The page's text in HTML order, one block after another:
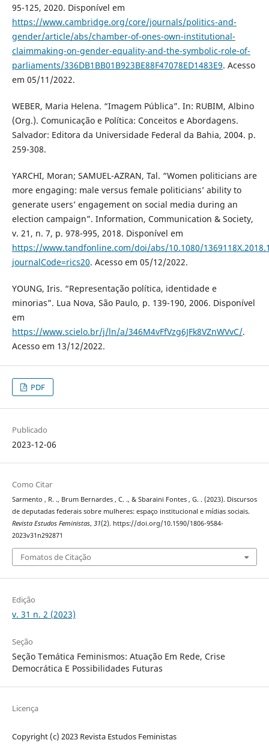
95-125, 2020. Disponível em
https://www.cambridge.org/core/journals/politics-and-
gender/article/abs/chamber-of-ones-own-institutional-
claimmaking-on-gender-equality-and-the-symbolic-role-of-
parliaments/336DB1BB01B923BE88F47078ED1483E9. Acesso
em 05/11/2022.
WEBER, Maria Helena. “Imagem Pública”. In: RUBIM, Albino
(Org.). Comunicação e Política: Conceitos e Abordagens.
Salvador: Editora da Universidade Federal da Bahia, 2004. p.
259-308.
YARCHI, Moran; SAMUEL-AZRAN, Tal. “Women politicians are
more engaging: male versus female politicians’ ability to
generate users’ engagement on social media during an
election campaign”. Information, Communication & Society,
v. 21, n. 7, p. 978-995, 2018. Disponível em
https://www.tandfonline.com/doi/abs/10.1080/
journalCode=rics20. Acesso em 05/12/2022.
YOUNG, Iris. “Representação política, identidade e
minorias”. Lua Nova, São Paulo, p. 139-190, 2006. Disponível
em
https://www.scielo.br/j/ln/a/346M4vFfVzg6JFk8VZnWVvC/.
Acesso em 13/12/2022.
PDF
Publicado
2023-12-06
Como Citar
Sarmento , R. ., Brum Bernardes , C. ., & Sbaraini Fontes , G. . (2023). Discursos
de deputadas federais sobre mulheres: espaço institucional e mídias sociais.
Revista Estudos Feministas, 31(2). https://doi.org/10.1590/1806-9584-
2023v31n292871
Fomatos de Citação
Edição
v. 31 n. 2 (2023)
Seção
Seção Temática Feminismos: Atuação Em Rede, Crise
Democrática E Possibilidades Futuras
Licença
Copyright (c) 2023 Revista Estudos Feministas